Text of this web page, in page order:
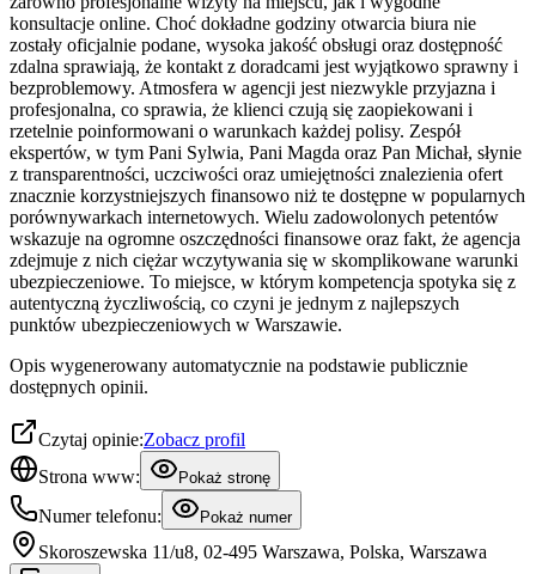
konsultacje online. Choć dokładne godziny otwarcia biura nie
zostały oficjalnie podane, wysoka jakość obsługi oraz dostępność
zdalna sprawiają, że kontakt z doradcami jest wyjątkowo sprawny i
bezproblemowy. Atmosfera w agencji jest niezwykle przyjazna i
profesjonalna, co sprawia, że klienci czują się zaopiekowani i
rzetelnie poinformowani o warunkach każdej polisy. Zespół
ekspertów, w tym Pani Sylwia, Pani Magda oraz Pan Michał, słynie
z transparentności, uczciwości oraz umiejętności znalezienia ofert
znacznie korzystniejszych finansowo niż te dostępne w popularnych
porównywarkach internetowych. Wielu zadowolonych petentów
wskazuje na ogromne oszczędności finansowe oraz fakt, że agencja
zdejmuje z nich ciężar wczytywania się w skomplikowane warunki
ubezpieczeniowe. To miejsce, w którym kompetencja spotyka się z
autentyczną życzliwością, co czyni je jednym z najlepszych
punktów ubezpieczeniowych w Warszawie.
Opis wygenerowany automatycznie na podstawie publicznie
dostępnych opinii.
Czytaj opinie:Zobacz profil
Strona www:
Pokaż stronę
Numer telefonu: Pokaż numer
Skoroszewska 11/u8, 02-495 Warszawa, Polska, Warszawa